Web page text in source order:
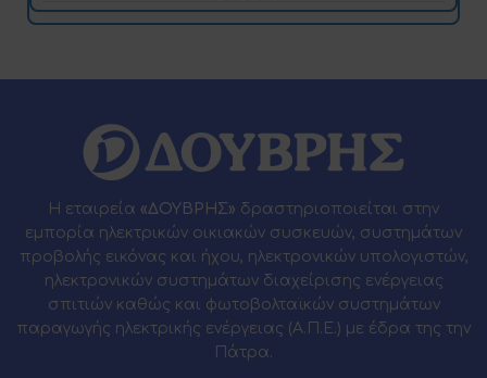
Η εταιρεία «ΔΟΥΒΡΗΣ» δραστηριοποιείται στην
εμπορία ηλεκτρικών οικιακών συσκευών, συστημάτων
προβολής εικόνας και ήχου, ηλεκτρονικών υπολογιστών,
ηλεκτρονικών συστημάτων διαχείρισης ενέργειας
σπιτιών καθώς και φωτοβολταϊκών συστημάτων
παραγωγής ηλεκτρικής ενέργειας (Α.Π.Ε.) με έδρα της την
Πάτρα.